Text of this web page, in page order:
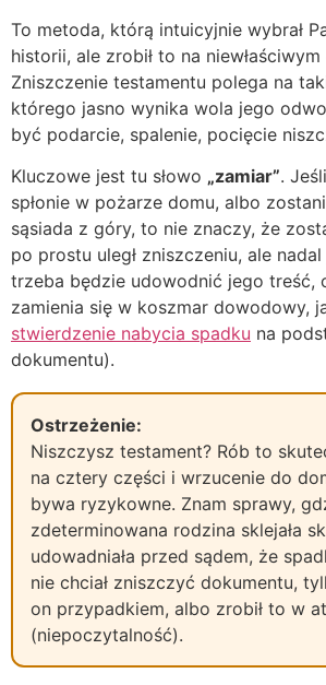
To metoda, którą intuicyjnie wybrał
historii, ale zrobił to na
Zniszczenie testamentu polega na
którego jasno wynika wola jego
być podarcie, spalenie, pocięcie
Kluczowe jest tu słowo „zamiar”.
spłonie w pożarze domu, albo
sąsiada z góry, to nie znaczy, że
po prostu uległ zniszczeniu, ale
trzeba będzie udowodnić jego treść,
zamienia się w koszmar dowodowy,
stwierdzenie nabycia spadku na
dokumentu).
Ostrzeżenie:
Niszczysz testament? Rób to
na cztery części i wrzucenie do
bywa ryzykowne. Znam sprawy,
zdeterminowana rodzina sklejała
udowadniała przed sądem, że
nie chciał zniszczyć dokumentu,
on przypadkiem, albo zrobił to w
(niepoczytalność).